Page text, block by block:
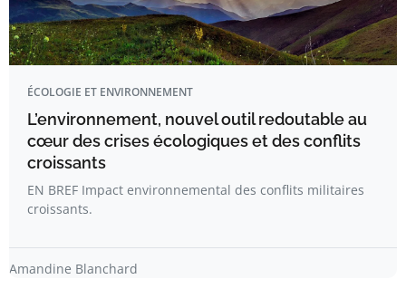
ÉCOLOGIE ET ENVIRONNEMENT
L’environnement, nouvel outil redoutable au
cœur des crises écologiques et des conflits
croissants
EN BREF Impact environnemental des conflits militaires
croissants.
Amandine Blanchard